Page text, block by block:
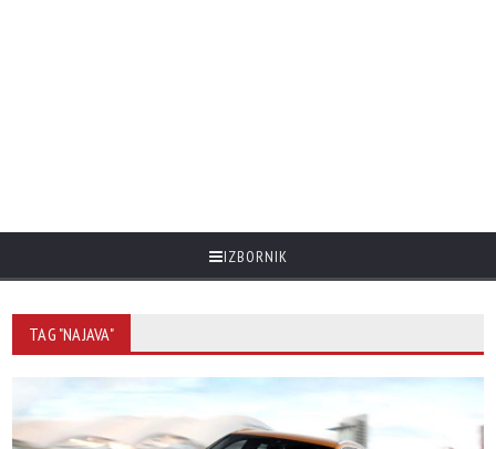
IZBORNIK
TAG "NAJAVA"